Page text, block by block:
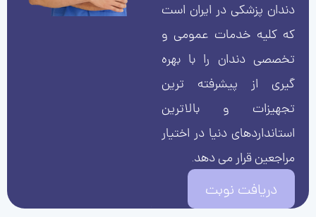
دندان پزشکی در ایران است
که کلیه خدمات عمومی و
تخصصی دندان را با بهره
گیری از پیشرفته ترین
تجهیزات و بالاترین
استانداردهای دنیا در اختیار
مراجعین قرار می دهد.
دریافت نوبت